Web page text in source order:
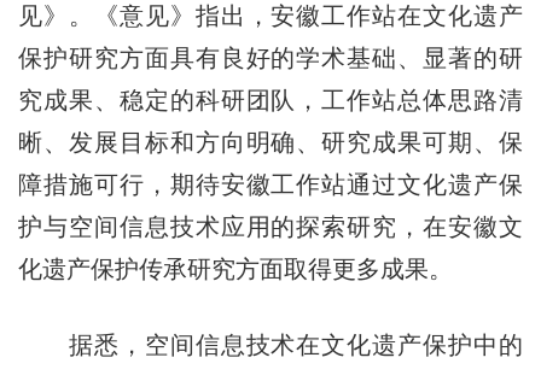
见》。《意见》指出，安徽工作站在文化遗产
保护研究方面具有良好的学术基础、显著的研
究成果、稳定的科研团队，工作站总体思路清
晰、发展目标和方向明确、研究成果可期、保
障措施可行，期待安徽工作站通过文化遗产保
护与空间信息技术应用的探索研究，在安徽文
化遗产保护传承研究方面取得更多成果。
据悉，空间信息技术在文化遗产保护中的